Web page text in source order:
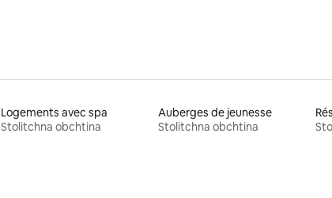
Logements avec spa
Stolitchna obchtina
Auberges de jeunesse
Stolitchna obchtina